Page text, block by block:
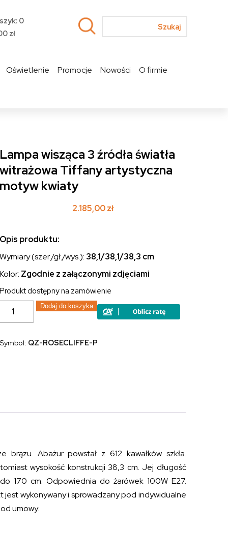
0
zł
Oświetlenie Promocje Nowości O firmie
Lampa wisząca 3 źródła światła
witrażowa Tiffany artystyczna
motyw kwiaty
2.185,00zł
Opis produktu:
Wymiary (szer./gł./wys.): 38,1/38,1/38,3 cm
Kolor: Zgodnie z załączonymi zdjęciami
Produkt dostępny na zamówienie
Dodaj do koszyka
Symbol: QZ-ROSECLIFFE-P
Abażur powstał z 612 kawałków szkła.
wysokość konstrukcji 38,3 cm. Jej długość
170 cm. Odpowiednia do żarówek 100W E27.
jest wykonywany i sprowadzany pod indywidualne
umowy.